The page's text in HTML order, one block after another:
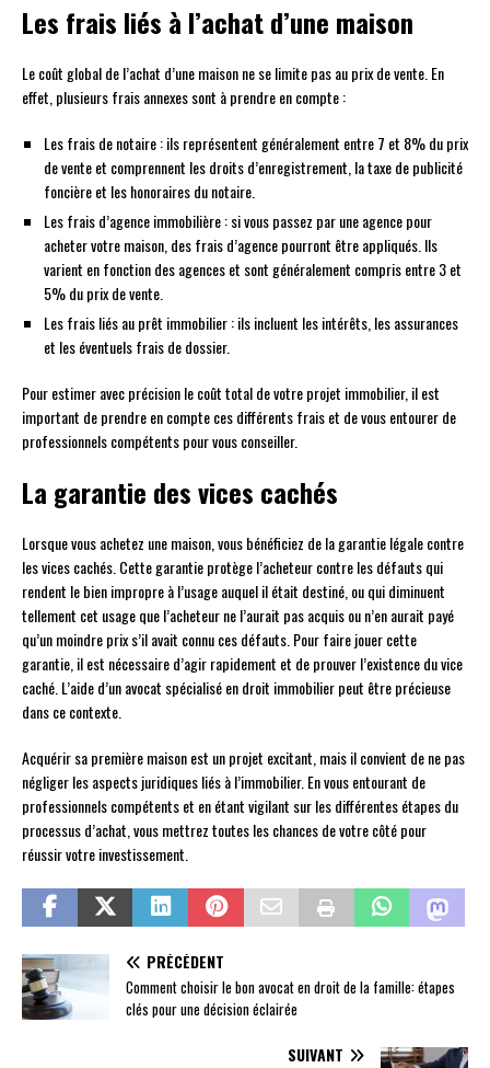
Les frais liés à l’achat d’une maison
Le coût global de l’achat d’une maison ne se limite pas au prix de vente. En
effet, plusieurs frais annexes sont à prendre en compte :
Les frais de notaire : ils représentent généralement entre 7 et 8% du prix
de vente et comprennent les droits d’enregistrement, la taxe de publicité
foncière et les honoraires du notaire.
Les frais d’agence immobilière : si vous passez par une agence pour
acheter votre maison, des frais d’agence pourront être appliqués. Ils
varient en fonction des agences et sont généralement compris entre 3 et
5% du prix de vente.
Les frais liés au prêt immobilier : ils incluent les intérêts, les assurances
et les éventuels frais de dossier.
Pour estimer avec précision le coût total de votre projet immobilier, il est
important de prendre en compte ces différents frais et de vous entourer de
professionnels compétents pour vous conseiller.
La garantie des vices cachés
Lorsque vous achetez une maison, vous bénéficiez de la garantie légale contre
les vices cachés. Cette garantie protège l’acheteur contre les défauts qui
rendent le bien impropre à l’usage auquel il était destiné, ou qui diminuent
tellement cet usage que l’acheteur ne l’aurait pas acquis ou n’en aurait payé
qu’un moindre prix s’il avait connu ces défauts. Pour faire jouer cette
garantie, il est nécessaire d’agir rapidement et de prouver l’existence du vice
caché. L’aide d’un avocat spécialisé en droit immobilier peut être précieuse
dans ce contexte.
Acquérir sa première maison est un projet excitant, mais il convient de ne pas
négliger les aspects juridiques liés à l’immobilier. En vous entourant de
professionnels compétents et en étant vigilant sur les différentes étapes du
processus d’achat, vous mettrez toutes les chances de votre côté pour
réussir votre investissement.
PRÉCÉDENT
Comment choisir le bon avocat en droit de la famille: étapes
clés pour une décision éclairée
SUIVANT